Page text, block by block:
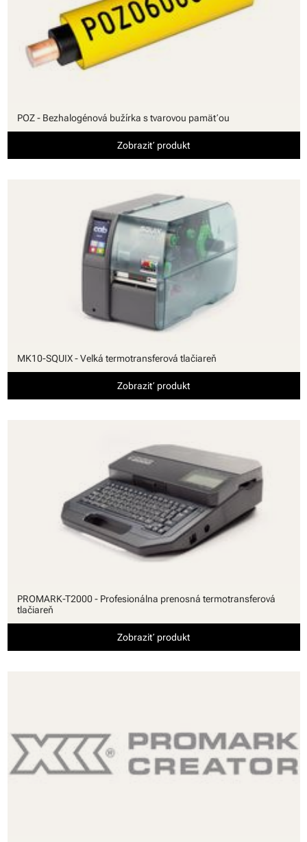
POZ - Bezhalogénová bužírka s tvarovou pamäťou
Zobraziť produkt
MK10-SQUIX - Veľká termotransferová tlačiareň
Zobraziť produkt
PROMARK-T2000 - Profesionálna prenosná termotransferová
tlačiareň
Zobraziť produkt